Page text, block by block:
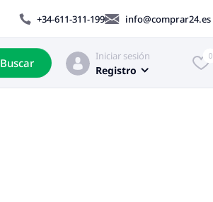
+34-611-311-199 info@comprar24.es
Buscar
Iniciar sesión
Registro
0